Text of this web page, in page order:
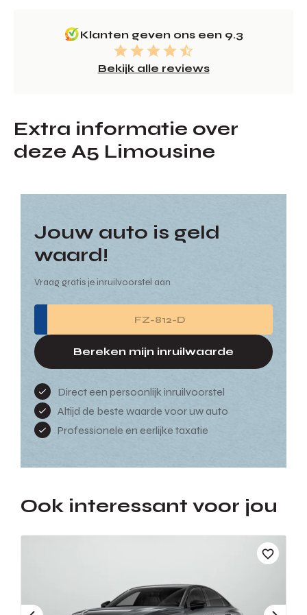
Klanten geven ons een 9.3
Bekijk alle reviews
Extra informatie over
deze A5 Limousine
Jouw auto is geld
waard!
Vraag gratis je inruilvoorstel aan
Bereken mijn inruilwaarde
Direct een persoonlijk inruilvoorstel
Altijd de beste waarde voor uw auto
Professionele en eerlijke taxatie
Ook interessant voor jou